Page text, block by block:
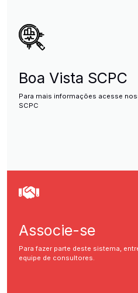
Boa Vista SCPC
Para mais informações acesse
SCPC
Associe-se
Para fazer parte deste sistema,
equipe de consultores.